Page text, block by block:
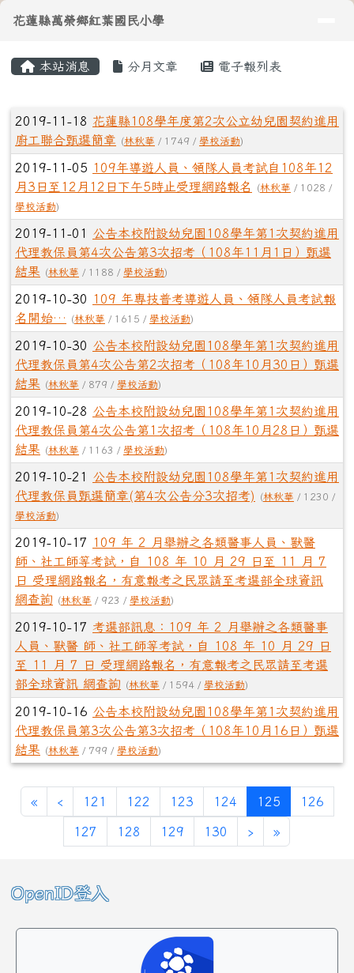
花蓮縣萬榮鄉紅葉國民小學
導覽列
花蓮縣萬榮鄉紅葉國民小學
本站消息 分月文章 電子報列表
文章列表
2019-11-18 花蓮縣108學年度第2次公立幼兒園契約進用
廚工聯合甄選簡章
(林秋華 / 1749 / 學校活動)
2019-11-05 109年導遊人員、領隊人員考試自108年12
月3日至12月12日下午5時止受理網路報名
(林秋華 / 1028 /
學校活動)
2019-11-01 公告本校附設幼兒園108學年第1次契約進用
代理教保員第4次公告第3次招考（108年11月1日）甄選
結果
(林秋華 / 1188 / 學校活動)
2019-10-30
109 年專技普考導遊人員、領隊人員考試報
名開始…
(林秋華 / 1615 / 學校活動)
2019-10-30 公告本校附設幼兒園108學年第1次契約進用
代理教保員第4次公告第2次招考（108年10月30日）甄選
結果
(林秋華 / 879 / 學校活動)
2019-10-28 公告本校附設幼兒園108學年第1次契約進用
代理教保員第4次公告第1次招考（108年10月28日）甄選
結果
(林秋華 / 1163 / 學校活動)
2019-10-21 公告本校附設幼兒園108學年第1次契約進用
代理教保員甄選簡章(第4次公告分3次招考)
(林秋華 / 1230 /
學校活動)
2019-10-17
109 年 2 月舉辦之各類醫事人員、獸醫
師、社工師等考試，自 108 年 10 月 29 日至 11 月 7
日 受理網路報名，有意報考之民眾請至考選部全球資訊
網查詢
(林秋華 / 923 / 學校活動)
2019-10-17 考選部訊息：109 年 2 月舉辦之各類醫事
人員、獸醫 師、社工師等考試，自 108 年 10 月 29 日
至 11 月 7 日 受理網路報名，有意報考之民眾請至考選
部全球資訊 網查詢
(林秋華 / 1594 / 學校活動)
2019-10-16 公告本校附設幼兒園108學年第1次契約進用
代理教保員第3次公告第3次招考（108年10月16日）甄選
結果
(林秋華 / 799 / 學校活動)
«第一頁
‹上一頁
121 122 123 124 125(目前頁次)
126
127 128 129 130 ›下一頁
»最後頁
左邊區域內容
OpenID登入